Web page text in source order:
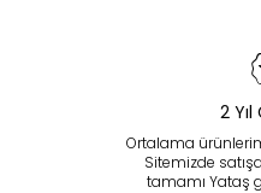
2
Ortalama
Sitemizde
tamamı Yataş